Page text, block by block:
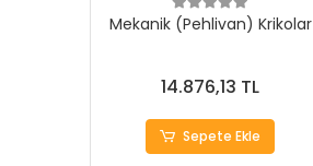
Mekanik (Pehlivan) Krikolar
14.876,13 TL
Sepete Ekle